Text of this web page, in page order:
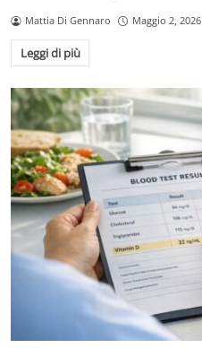
Mattia Di Gennaro Maggio 2, 2026
Leggi di più